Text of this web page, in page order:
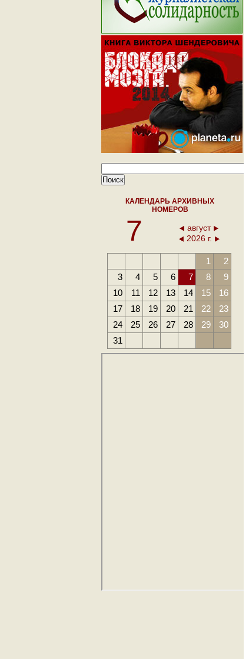
КАЛЕНДАРЬ АРХИВНЫХ
НОМЕРОВ
7
август
2026 г.
1
2
3
4 5 6 7 8
9
10
11 12 13 14 15
16
17
18 19 20 21 22
23
24
25 26 27 28 29
30
31